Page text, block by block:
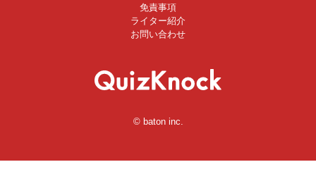
免責事項
ライター紹介
お問い合わせ
© baton inc.